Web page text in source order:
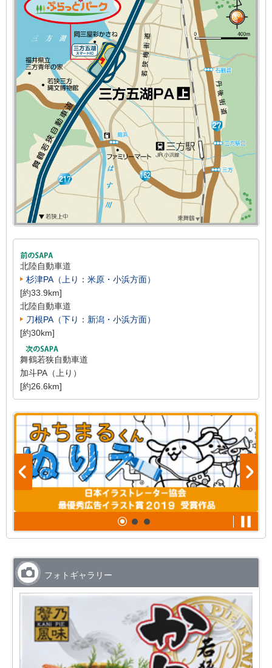
北陸自動車道
杉津PA（上り：米原・小浜方面）
[約33.9km]
北陸自動車道
刀根PA（下り：新潟・小浜方面）
[約30km]
舞鶴若狭自動車道
加斗PA（上り）
[約26.6km]
フォトギャラリー